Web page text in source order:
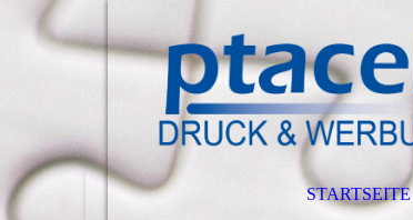
STARTSEITE